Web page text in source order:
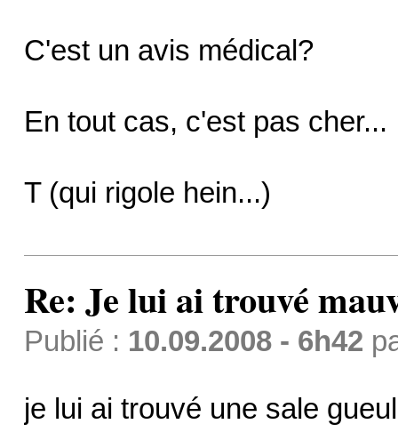
C'est un avis médical?
En tout cas, c'est pas cher...
T (qui rigole hein...)
Re: Je lui ai trouvé
Publié : 10.09.2008 - 6h42
je lui ai trouvé une sale